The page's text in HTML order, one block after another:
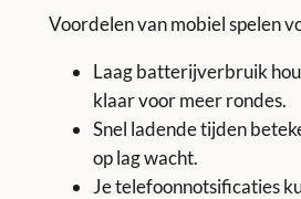
Voordelen van mobiel spelen
Laag batterijverbruik
klaar voor meer rondes.
Snel ladende tijden
op lag wacht.
Je telefoonnotsificaties